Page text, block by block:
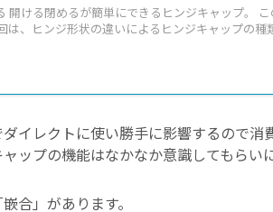
開ける閉めるが簡単にできるヒンジキャップ。
は、ヒンジ形状の違いによるヒンジキャップの種
イレクトに使い勝手に影響するので
ップの機能はなかなか意識してもらい
合」があります。